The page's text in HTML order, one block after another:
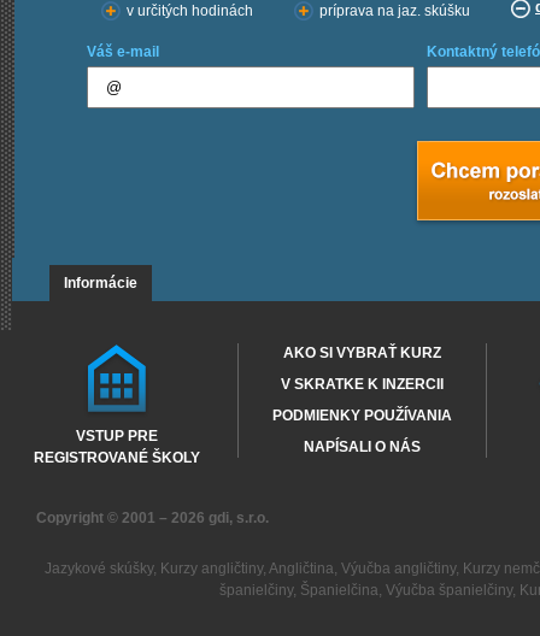
v určitých hodinách príprava na jaz. skúšku
Váš e-mail Kontaktný
Informácie
VSTUP PRE
REGISTROVANÉ ŠKOLY
AKO SI VYBRAŤ KURZ
V SKRATKE K INZERCII
PODMIENKY POUŽÍVANIA
NAPÍSALI O NÁS
Copyright © 2001 – 2026 gdi, s.r.o.
Jazykové skúšky, Kurzy angličtiny, Angličtina, Výučba angličtiny, Kurzy
španielčiny, Španielčina, Výučba španielčiny,